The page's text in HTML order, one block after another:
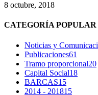
8 octubre, 2018
CATEGORÍA POPULAR
Noticias y
Publicaciones61
Tramo proporcional20
Capital Social18
BARCAS15
2014 - 201815